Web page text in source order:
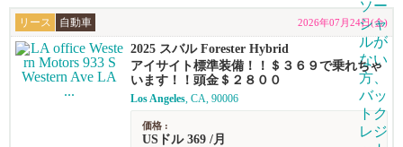
リース 自動車 2026年07月24日(金)
2025 スバル Forester Hybrid
アイサイト標準装備！！＄３６９で乗れちゃ
います！！頭金＄２８００
Los Angeles, CA, 90006
価格 :
USドル 369 /月